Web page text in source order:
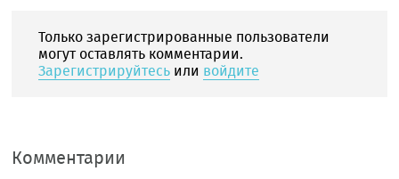
Только зарегистрированные пользователи
могут оставлять комментарии.
Зарегистрируйтесь или войдите
Комментарии